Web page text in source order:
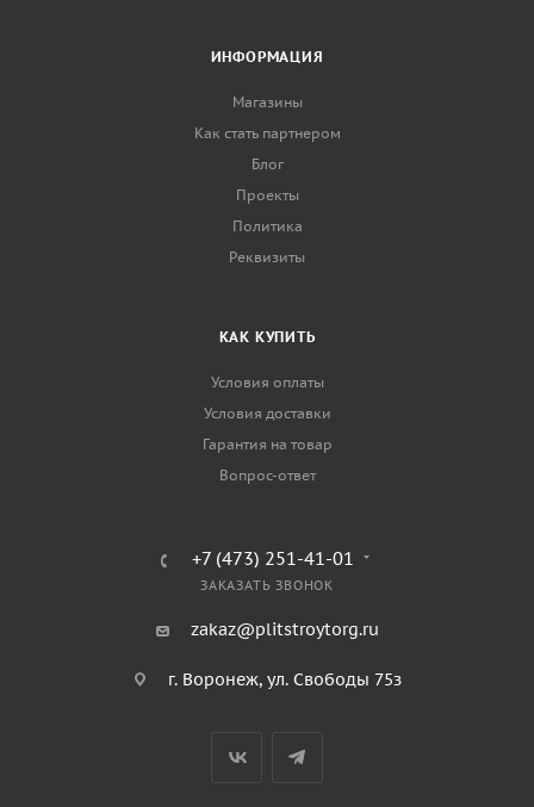
ИНФОРМАЦИЯ
Магазины
Как стать партнером
Блог
Проекты
Политика
Реквизиты
КАК КУПИТЬ
Условия оплаты
Условия доставки
Гарантия на товар
Вопрос-ответ
+7 (473) 251-41-01
ЗАКАЗАТЬ ЗВОНОК
zakaz@plitstroytorg.ru
г. Воронеж, ул. Свободы 75з